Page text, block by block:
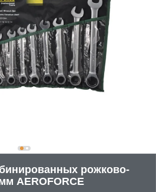
рожково-
AEROFORCE